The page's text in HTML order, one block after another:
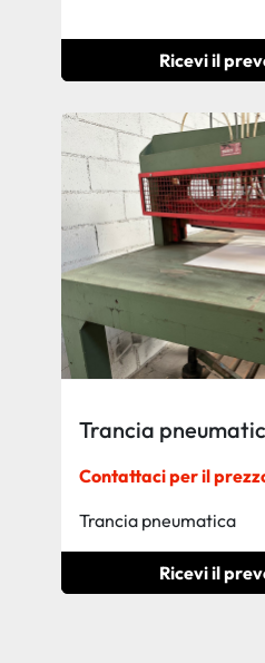
Ricevi il
Trancia
Contattaci per il
Trancia pneumatica
Ricevi il